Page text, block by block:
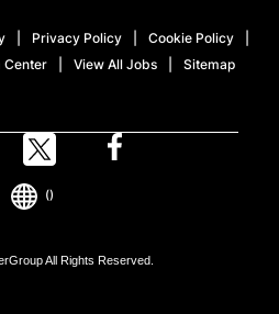
Privacy Policy Cookie Policy
Center View All Jobs Sitemap
All Rights Reserved.
()